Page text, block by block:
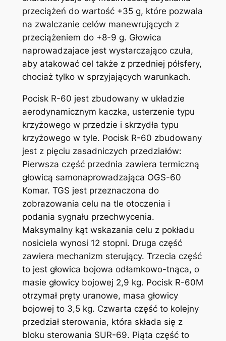
przeciążeń do wartość +35 g, które pozwala
na zwalczanie celów manewrujących z
przeciążeniem do +8-9 g. Głowica
naprowadzajace jest wystarczająco czuła,
aby atakować cel także z przedniej półsfery,
chociaż tylko w sprzyjających warunkach.
Pocisk R-60 jest zbudowany w układzie
aerodynamicznym kaczka, usterzenie typu
krzyżowego w przedzie i skrzydła typu
krzyżowego w tyle. Pocisk R-60 zbudowany
jest z pięciu zasadniczych przedziałów:
Pierwsza część przednia zawiera termiczną
głowicą samonaprowadzająca OGS-60
Komar. TGS jest przeznaczona do
zobrazowania celu na tle otoczenia i
podania sygnału przechwycenia.
Maksymalny kąt wskazania celu z pokładu
nosiciela wynosi 12 stopni. Druga część
zawiera mechanizm sterujący. Trzecia część
to jest głowica bojowa odłamkowo-tnąca, o
masie głowicy bojowej 2,9 kg. Pocisk R-60M
otrzymał pręty uranowe, masa głowicy
bojowej to 3,5 kg. Czwarta część to kolejny
przedział sterowania, która składa się z
bloku sterowania SUR-69. Piąta część to